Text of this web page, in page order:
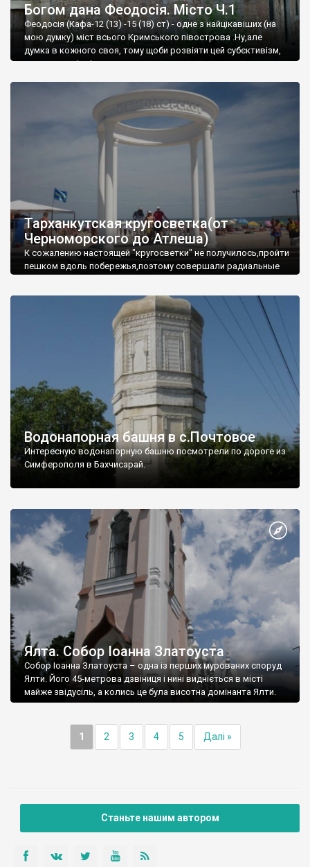
Богом дана Феодосія. Місто Ч.1
Феодосія (Кафа-12 (13) -15 (18) ст) - одне з найцікавіших (на
мою думку) міст всього Кримського півострова .Ну,але
думка в кожного своя, тому щоби розвіяти цей субєктивізм,
запрошую відвідати це
Тарханкутская кругосветка(от
Черноморского до Атлеша)
К сожалению настоящей "кругосветки" не получилось,пройти
пешком вдоль побережья,поэтому совершали радиальные
Водонапорная башня в с.Почтовое
Интересную водонапорную башню посмотрели по дороге из
Симферополя в Бахчисарай.
Ялта. Собор Іоанна Златоуста
Собор Іоанна Златоуста – одна із перших мурованих споруд
Ялти. Його 45-метрова дзвіниця і нині видніється в місті
майже звідусіль, а колись це була висотна домінанта Ялти.
1 2 3 4 5 Далі »
Станьте нашим автором